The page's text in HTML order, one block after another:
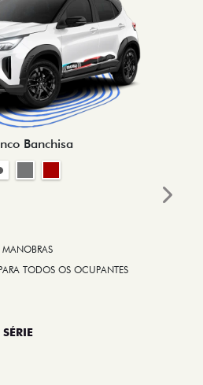
Banchisa
MANOBRAS
TODOS OS OCUPANTES
Next